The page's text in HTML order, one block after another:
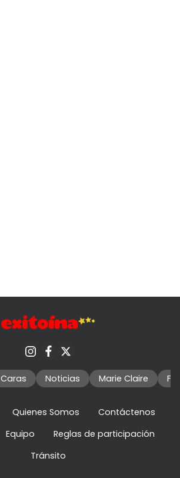
Caras Noticias Marie Claire
Quienes Somos
Contáctenos
Equipo
Reglas de participación
Tránsito